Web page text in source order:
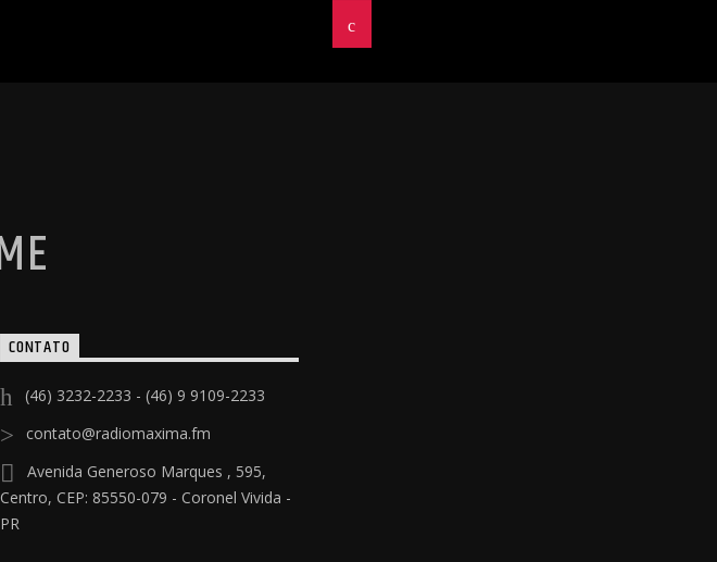
CONTATO
(46) 3232-2233 - (46) 9 9109-2233
contato@radiomaxima.fm
Avenida Generoso Marques , 595,
Centro, CEP: 85550-079 - Coronel Vivida -
PR